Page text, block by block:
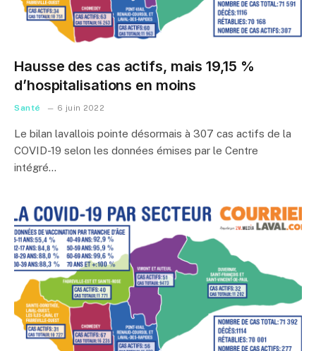
Hausse des cas actifs, mais 19,15 %
d’hospitalisations en moins
Santé 6 juin 2022
Le bilan lavallois pointe désormais à 307 cas actifs de la
COVID-19 selon les données émises par le Centre
intégré…